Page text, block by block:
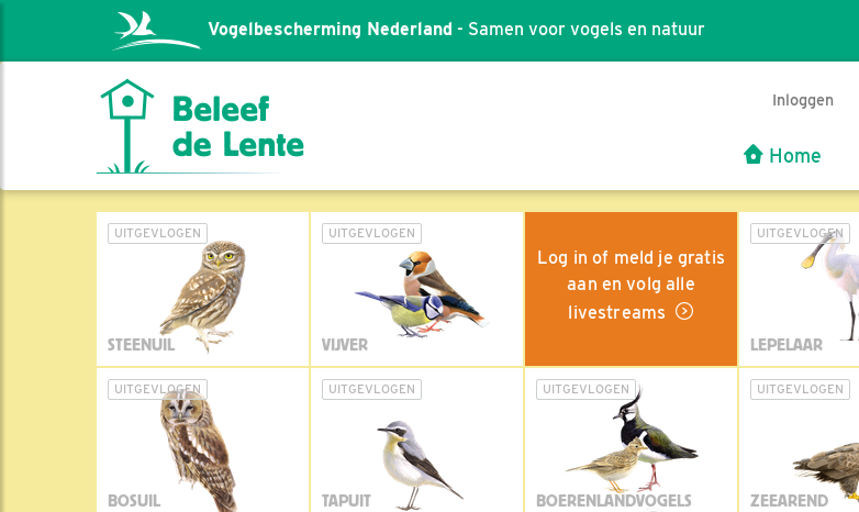
Vogelbescherming Nederland - Samen voor vogels en natuur
Inloggen
Home
UITGEVLOGEN
STEENUIL
UITGEVLOGEN
VIJVER
Log in of meld je gratis
aan en volg alle
livestreams
UITGEVLOGEN
LEPELAAR
UITGEVLOGEN
BOSUIL
UITGEVLOGEN
TAPUIT
UITGEVLOGEN
BOERENLANDVOGELS
UITGEVLOGEN
ZEEAREND